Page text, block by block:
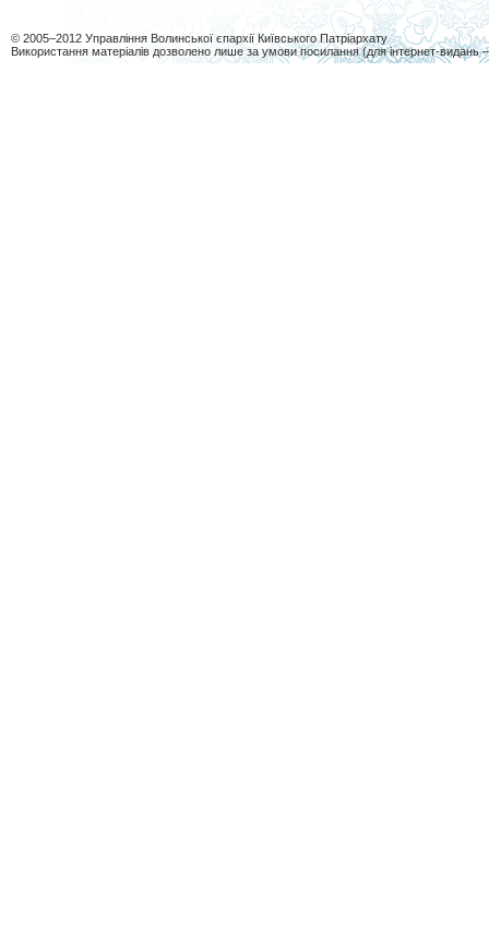
© 2005–2012 Управління Волинської єпархії Київського Патріархату
Використання матеріалів дозволено лише за умови посилання (для інтернет-видань